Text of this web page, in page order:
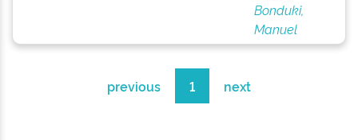
Bonduki,
Manuel
previous 1 next